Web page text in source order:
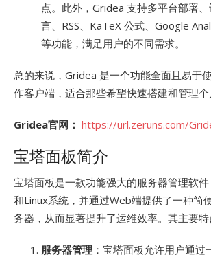
点。此外，Gridea 支持多平台部署
言、RSS、KaTeX 公式、Google
等功能，满足用户的不同需求。
总的来说，Gridea 是一个功能全面且易于
作客户端，适合那些希望快速搭建和管理个
Gridea官网： https://url.zeruns.com/
宝塔面板简介
宝塔面板是一款功能强大的服务器管理软
和Linux系统，并通过Web端提供了一种简
务器，从而显著提升了运维效率。其主要特
服务器管理 ：宝塔面板允许用户通